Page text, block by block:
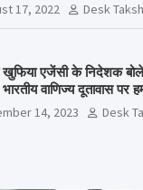
17, 2022 Desk
खुफिया एजेंसी के निदेशक
वाणिज्य दूतावास पर
14, 2023 Desk